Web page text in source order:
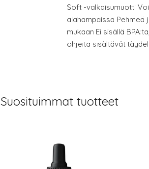
Soft -valkaisumuotti
alahampaissa Pehmeä
mukaan Ei sisällä
ohjeita sisältävät
Suosituimmat tuotteet